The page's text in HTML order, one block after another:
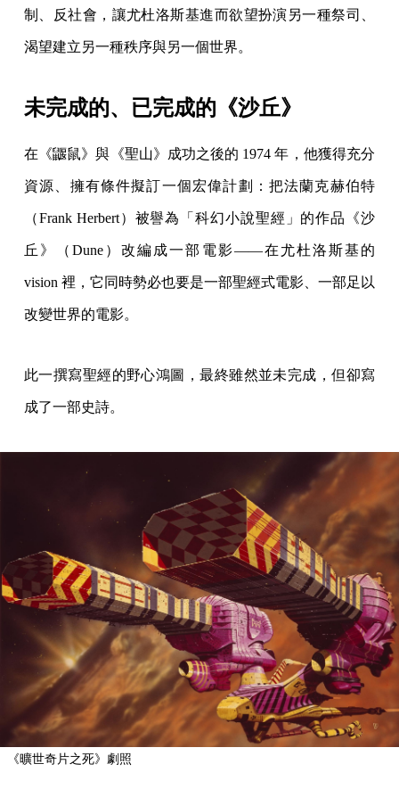
制、反社會，讓尤杜洛斯基進而欲望扮演另一種祭司、
渴望建立另一種秩序與另一個世界。
未完成的、已完成的《沙丘》
在《鼴鼠》與《聖山》成功之後的 1974 年，他獲得充分
資源、擁有條件擬訂一個宏偉計劃：把法蘭克赫伯特
（Frank Herbert）被譽為「科幻小說聖經」的作品《沙
丘》（Dune）改編成一部電影——在尤杜洛斯基的
vision 裡，它同時勢必也要是一部聖經式電影、一部足以
改變世界的電影。
此一撰寫聖經的野心鴻圖，最終雖然並未完成，但卻寫
成了一部史詩。
《曠世奇片之死》劇照